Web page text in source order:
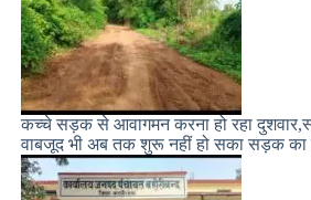
कच्चे सड़क से आवागमन करना हो रहा
वाबजूद भी अब तक शुरू नहीं हो सका सड़क का